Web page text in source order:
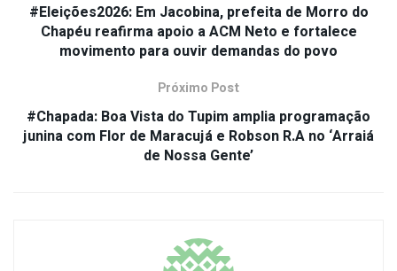
#Eleições2026: Em Jacobina, prefeita de Morro do
Chapéu reafirma apoio a ACM Neto e fortalece
movimento para ouvir demandas do povo
Próximo Post
#Chapada: Boa Vista do Tupim amplia programação
junina com Flor de Maracujá e Robson R.A no ‘Arraiá
de Nossa Gente’